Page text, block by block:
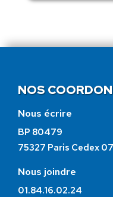
NOS
Nous écrire
BP 80479
75327 Paris Cedex 07
Nous joindre
01.84.16.02.24